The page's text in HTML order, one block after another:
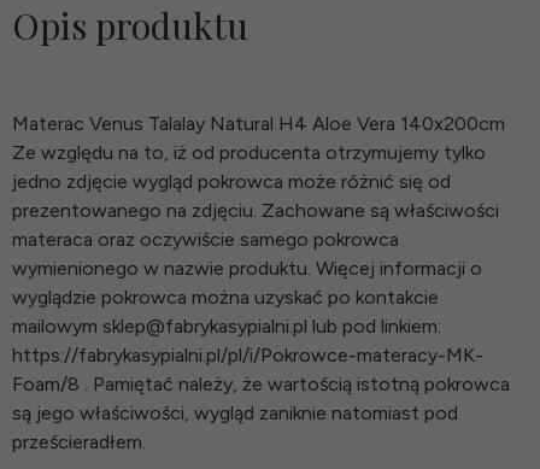
Opis produktu
Materac Venus Talalay Natural H4 Aloe Vera 140x200cm
Ze względu na to, iż od producenta otrzymujemy tylko
jedno zdjęcie wygląd pokrowca może różnić się od
prezentowanego na zdjęciu. Zachowane są właściwości
materaca oraz oczywiście samego pokrowca
wymienionego w nazwie produktu. Więcej informacji o
wyglądzie pokrowca można uzyskać po kontakcie
mailowym sklep@fabrykasypialni.pl lub pod linkiem:
https://fabrykasypialni.pl/pl/i/Pokrowce-materacy-MK-
Foam/8 . Pamiętać należy, że wartością istotną pokrowca
są jego właściwości, wygląd zaniknie natomiast pod
prześcieradłem.